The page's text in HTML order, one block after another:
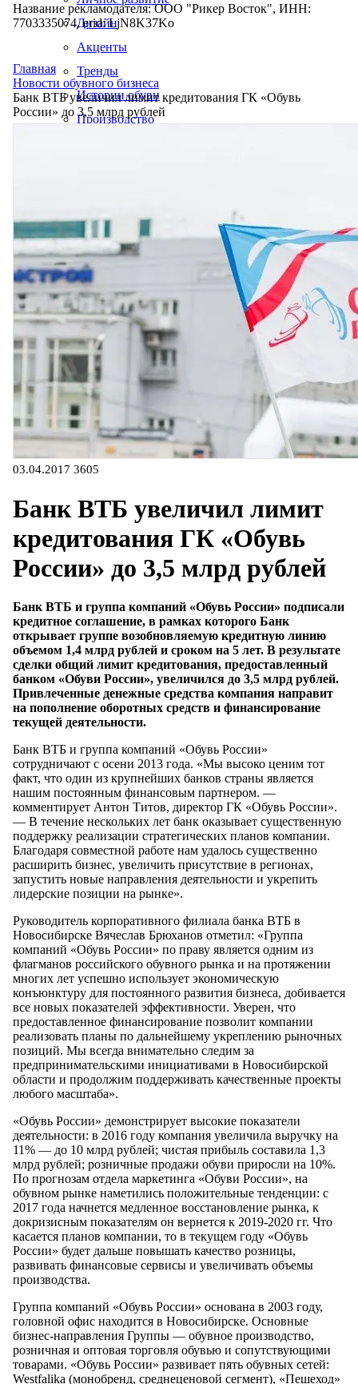
Дизайн
Акценты
Тренды
Истории обуви
Производство
Название рекламодателя: ООО "Рикер Восток", ИНН:
7703335074, erid: LjN8K37Ko
Главная
Новости обувного бизнеса
Банк ВТБ увеличил лимит кредитования ГК «Обувь
России» до 3,5 млрд рублей
03.04.2017 3605
Банк ВТБ увеличил лимит
кредитования ГК «Обувь
России» до 3,5 млрд рублей
Банк ВТБ и группа компаний «Обувь России» подписали
кредитное соглашение, в рамках которого Банк
открывает группе возобновляемую кредитную линию
объемом 1,4 млрд рублей и сроком на 5 лет. В результате
сделки общий лимит кредитования, предоставленный
банком «Обуви России», увеличился до 3,5 млрд рублей.
Привлеченные денежные средства компания направит
на пополнение оборотных средств и финансирование
текущей деятельности.
Банк ВТБ и группа компаний «Обувь России»
сотрудничают с осени 2013 года. «Мы высоко ценим тот
факт, что один из крупнейших банков страны является
нашим постоянным финансовым партнером. —
комментирует Антон Титов, директор ГК «Обувь России».
— В течение нескольких лет банк оказывает существенную
поддержку реализации стратегических планов компании.
Благодаря совместной работе нам удалось существенно
расширить бизнес, увеличить присутствие в регионах,
запустить новые направления деятельности и укрепить
лидерские позиции на рынке».
Руководитель корпоративного филиала банка ВТБ в
Новосибирске Вячеслав Брюханов отметил: «Группа
компаний «Обувь России» по праву является одним из
флагманов российского обувного рынка и на протяжении
многих лет успешно использует экономическую
конъюнктуру для постоянного развития бизнеса, добивается
все новых показателей эффективности. Уверен, что
предоставленное финансирование позволит компании
реализовать планы по дальнейшему укреплению рыночных
позиций. Мы всегда внимательно следим за
предпринимательскими инициативами в Новосибирской
области и продолжим поддерживать качественные проекты
любого масштаба».
«Обувь России» демонстрирует высокие показатели
деятельности: в 2016 году компания увеличила выручку на
11% — до 10 млрд рублей; чистая прибыль составила 1,3
млрд рублей; розничные продажи обуви приросли на 10%.
По прогнозам отдела маркетинга «Обуви России», на
обувном рынке наметились положительные тенденции: с
2017 года начнется медленное восстановление рынка, к
докризисным показателям он вернется к 2019-2020 гг. Что
касается планов компании, то в текущем году «Обувь
России» будет дальше повышать качество розницы,
развивать финансовые сервисы и увеличивать объемы
производства.
Группа компаний «Обувь России» основана в 2003 году,
головной офис находится в Новосибирске. Основные
бизнес-направления Группы — обувное производство,
розничная и оптовая торговля обувью и сопутствующими
товарами. «Обувь России» развивает пять обувных сетей:
Westfalika (монобренд, среднеценовой сегмент), «Пешеход»